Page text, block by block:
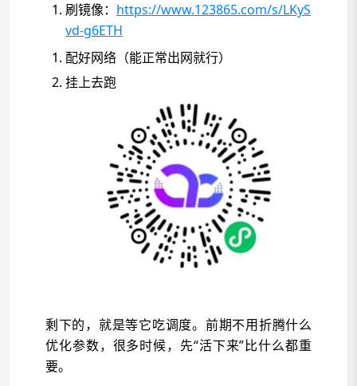
刷镜像： https://www.123865.com/s/LKyS
vd-g6ETH
配好网络（能正常出网就行）
挂上去跑
剩下的，就是等它吃调度。前期不用折腾什么
优化参数，很多时候，先“活下来”比什么都重
要。